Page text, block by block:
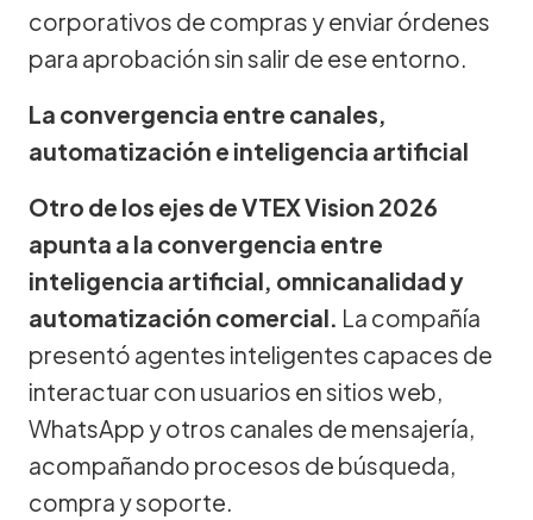
corporativos de compras y enviar órdenes
para aprobación sin salir de ese entorno.
La convergencia entre canales,
automatización e inteligencia artificial
Otro de los ejes de VTEX Vision 2026
apunta a la convergencia entre
inteligencia artificial, omnicanalidad y
automatización comercial. La compañía
presentó agentes inteligentes capaces de
interactuar con usuarios en sitios web,
WhatsApp y otros canales de mensajería,
acompañando procesos de búsqueda,
compra y soporte.